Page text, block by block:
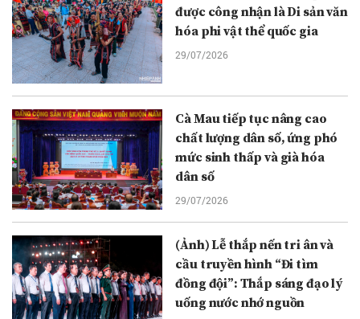
được công nhận là Di sản văn
hóa phi vật thể quốc gia
29/07/2026
Cà Mau tiếp tục nâng cao
chất lượng dân số, ứng phó
mức sinh thấp và già hóa
dân số
29/07/2026
(Ảnh) Lễ thắp nến tri ân và
cầu truyền hình “Đi tìm
đồng đội”: Thắp sáng đạo lý
uống nước nhớ nguồn